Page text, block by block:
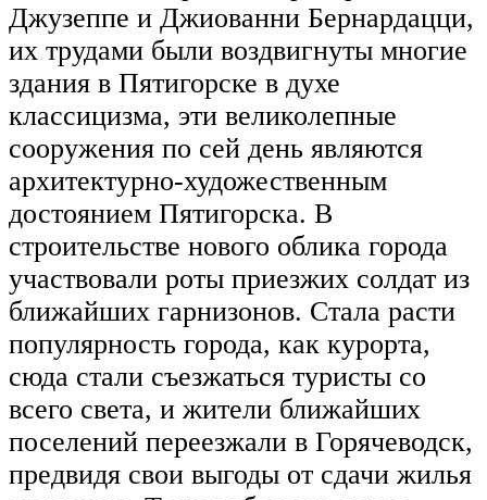
Джузеппе и Джиованни Бернардацци,
их трудами были воздвигнуты многие
здания в Пятигорске в духе
классицизма, эти великолепные
сооружения по сей день являются
архитектурно-художественным
достоянием Пятигорска. В
строительстве нового облика города
участвовали роты приезжих солдат из
ближайших гарнизонов. Стала расти
популярность города, как курорта,
сюда стали съезжаться туристы со
всего света, и жители ближайших
поселений переезжали в Горячеводск,
предвидя свои выгоды от сдачи жилья